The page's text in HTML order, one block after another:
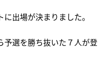
出場が決まりました。
予選を勝ち抜いた７人が登